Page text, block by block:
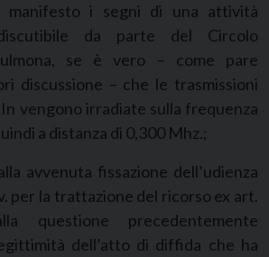
manifesto i segni di una attività
da parte del Circolo
se è vero – come pare
discussione – che le trasmissioni
vengono irradiate sulla frequenza
a distanza di 0,300 Mhz.;
avvenuta fissazione dell’udienza
per la trattazione del ricorso ex art.
questione precedentemente
dell’atto di diffida che ha